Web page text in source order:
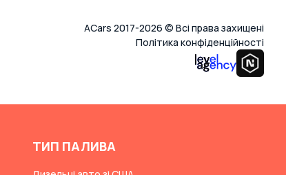
ACars 2017-2026 © Всі права захищені
Політика конфіденційності
ТИП ПАЛИВА